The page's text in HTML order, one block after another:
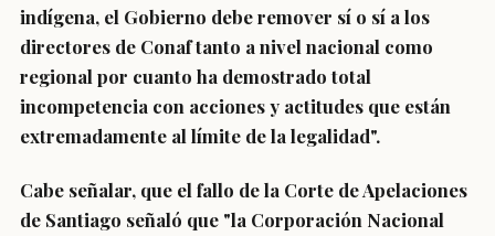
indígena, el Gobierno debe remover sí o sí a los
directores de Conaf tanto a nivel nacional como
regional por cuanto ha demostrado total
incompetencia con acciones y actitudes que están
extremadamente al límite de la legalidad".
Cabe señalar, que el fallo de la Corte de Apelaciones
de Santiago señaló que "la Corporación Nacional